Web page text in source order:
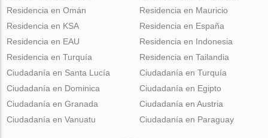
Residencia en Omán
Residencia en KSA
Residencia en EAU
Residencia en Turquía
Residencia en Mauricio
Residencia en España
Residencia en Indonesia
Residencia en Tailandia
Ciudadanía en Santa Lucía
Ciudadanía en Dominica
Ciudadanía en Granada
Ciudadanía en Vanuatu
Ciudadanía en Turquía
Ciudadanía en Egipto
Ciudadanía en Austria
Ciudadanía en Paraguay